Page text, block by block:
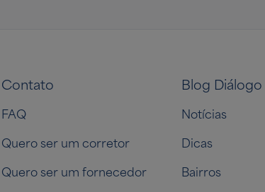
Contato
FAQ
Quero ser um corretor
Quero ser um fornecedor
Blog Diálogo
Notícias
Dicas
Bairros